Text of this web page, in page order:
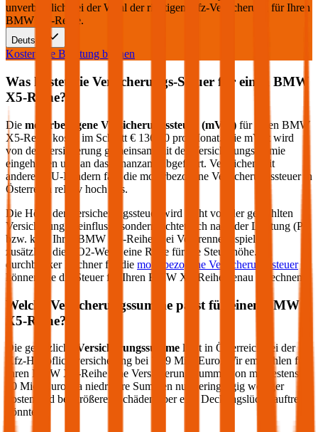
unverbindlich bei der Wahl der richtigen Kfz-Versicherung für Ihren
BMW X5-Reihe.
Deutsch
Kostenlose Beratung buchen
Was kostet die Versicherungs-Steuer für einen BMW
X5-Reihe?
Die motorbezogene Versicherungssteuer (mVSt) für einen BMW
X5-Reihe
kostet im Schnitt € 136,80 pro Monat. Die mVSt wird
von der Versicherung gemeinsam mit der Versicherungsprämie
eingehoben und an das Finanzamt abgeführt. Verglichen mit
anderen EU-Ländern fällt die motorbezogene Versicherungssteuer in
Österreich relativ hoch aus.
Die Höhe der Versicherungssteuer wird nicht von der gewählten
Versicherung beeinflusst, sondern richtet sich nach der Leistung (PS
bzw. kW) Ihres
BMW X5-Reihe . Bei Verbrennern spielen
zusätzlich die CO2-Werte eine Rolle für die Steuerhöhe. Im
durchblicker Rechner für die motorbezogene Versicherungssteuer
können Sie die Steuer für Ihren BMW X5-Reihe genau berechnen.
Welche Versicherungssumme passt für einen
BMW
X5-Reihe?
Die gesetzliche Versicherungssumme liegt in Österreich bei der
Kfz-Haftpflichtversicherung bei 7,79 Mio. Euro. Wir empfehlen für
Ihren BMW X5-Reihe eine Versicherungssumme von mindestens
20 Mio. Euro, da niedrigere Summen nur geringfügig weniger
kosten und bei größeren Schäden aber eine Deckungslücke auftreten
könnte.